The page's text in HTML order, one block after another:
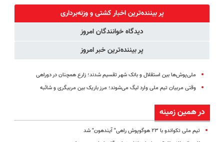
کردی!(تخفیف
ویژه)
پر بیننده‌ترین اخبار کشتی و وزنه‌برداری
دیدگاه خوانندگان امروز
پر بیننده‌ترین خبر امروز
ملی‌پوش‌ها بین استقلال و بانک شهر تقسیم شدند؛ زارع همچنان در دوراهی
وقتی مربیان تیم ملی وارد لیگ می‌شوند؛ مرز باریک بین مربیگری و شائبه
در همین زمینه
تیم ملی تکواندو با ۲۳ هوگوپوش راهی" آیندهون" شد